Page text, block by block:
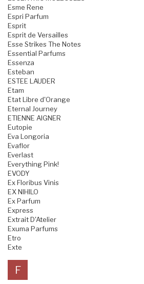
Esme Rene
Espri Parfum
Esprit
Esprit de Versailles
Esse Strikes The Notes
Essential Parfums
Essenza
Esteban
ESTEE LAUDER
Etam
Etat Libre d'Orange
Eternal Journey
ETIENNE AIGNER
Eutopie
Eva Longoria
Evaflor
Everlast
Everything Pink!
EVODY
Ex Floribus Vinis
EX NIHILO
Ex Parfum
Express
Extrait D'Atelier
Exuma Parfums
Etro
Exte
F